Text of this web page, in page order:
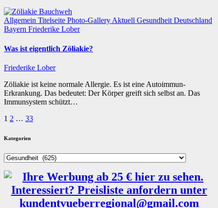
Allgemein Titelseite Photo-GalleryAktuell GesundheitDeutschland
Bayern Friederike Lober
Was ist eigentlich Zöliakie?
Friederike Lober
Zöliakie ist keine normale Allergie. Es ist eine Autoimmun-
Erkrankung. Das bedeutet: Der Körper greift sich selbst an. Das
Immunsystem schützt…
Seitennummerierung
der
1 2 … 33
Kategorien
Kategorien